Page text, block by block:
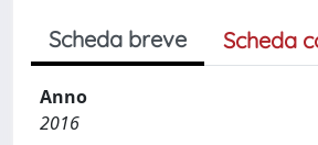
Scheda breve Scheda
Anno
2016